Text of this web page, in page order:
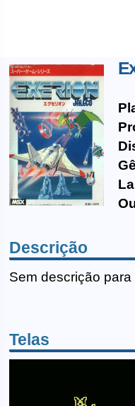
Descrição
Sem descrição para
Telas